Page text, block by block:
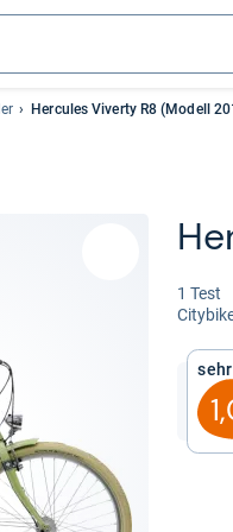
Hercules Viverty R8 (Modell
1 Test